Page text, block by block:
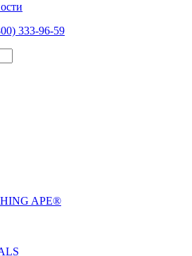
333-96-59
APE®